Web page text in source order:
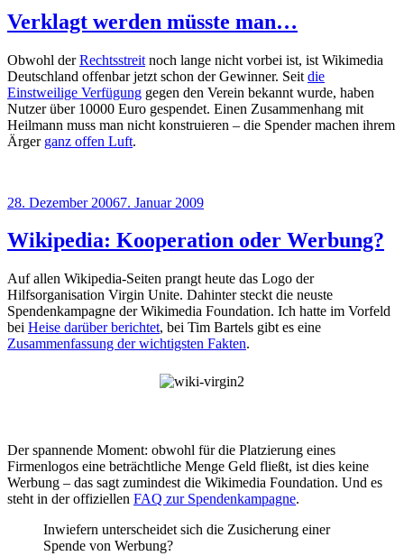
Verklagt werden müsste man…
Obwohl derRechtsstreit noch lange nicht vorbei ist, ist Wikimedia
Deutschland offenbar jetzt schon der Gewinner. Seit die
Einstweilige Verfügung gegen den Verein bekannt wurde, haben
Nutzer über 10000 Euro gespendet. Einen Zusammenhang mit
Heilmann muss man nicht konstruieren – die Spender machen ihrem
Ärger ganz offen Luft.
Veröffentlicht
28. Dezember 20067. Januar 2009
Wikipedia: Kooperation oder Werbung?
Auf allen Wikipedia-Seiten prangt heute das Logo der
Hilfsorganisation Virgin Unite. Dahinter steckt die neuste
Spendenkampagne der Wikimedia Foundation. Ich hatte im Vorfeld
bei Heise darüber berichtet, bei Tim Bartels gibt es eine
Zusammenfassung der wichtigsten Fakten.
Der spannende Moment: obwohl für die Platzierung eines
Firmenlogos eine beträchtliche Menge Geld fließt, ist dies keine
Werbung – das sagt zumindest die Wikimedia Foundation. Und es
steht in der offiziellen FAQ zur Spendenkampagne.
Inwiefern unterscheidet sich die Zusicherung einer
Spende von Werbung?